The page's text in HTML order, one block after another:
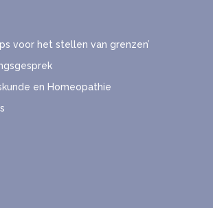
voor het stellen van grenzen’
en Homeopathie